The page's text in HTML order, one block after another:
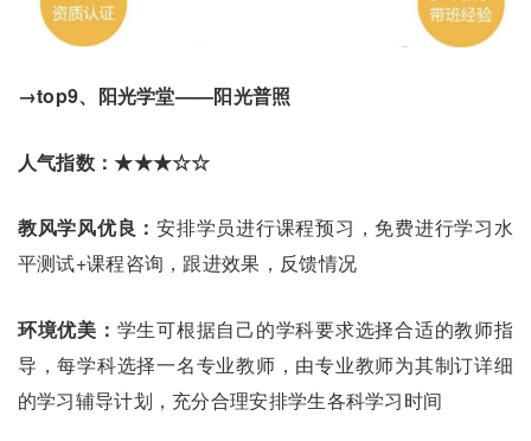
→top9、阳光学堂——阳光普照
人气指数：★★★☆☆
教风学风优良：安排学员进行课程预习，免费进行学习水
平测试+课程咨询，跟进效果，反馈情况
环境优美： 学生可根据自己的学科要求选择合适的教师指
导，每学科选择一名专业教师，由专业教师为其制订详细
的学习辅导计划，充分合理安排学生各科学习时间